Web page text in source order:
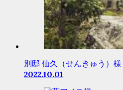
別邸 仙久（せんきゅう）
2022.10.01